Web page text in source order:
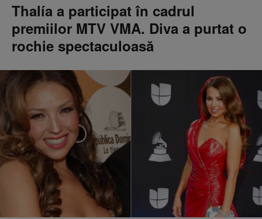
Thalía a participat în cadrul
premiilor MTV VMA. Diva a purtat o
rochie spectaculoasă